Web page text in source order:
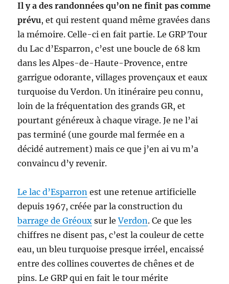
Il y a des randonnées qu’on ne finit pas comme
prévu, et qui restent quand même gravées dans
la mémoire. Celle-ci en fait partie. Le GRP Tour
du Lac d’Esparron, c’est une boucle de 68 km
dans les Alpes-de-Haute-Provence, entre
garrigue odorante, villages provençaux et eaux
turquoise du Verdon. Un itinéraire peu connu,
loin de la fréquentation des grands GR, et
pourtant généreux à chaque virage. Je ne l’ai
pas terminé (une gourde mal fermée en a
décidé autrement) mais ce que j’en ai vu m’a
convaincu d’y revenir.
Le lac d’Esparron est une retenue artificielle
depuis 1967, créée par la construction du
barrage de Gréoux sur leVerdon. Ce que les
chiffres ne disent pas, c’est la couleur de cette
eau, un bleu turquoise presque irréel, encaissé
entre des collines couvertes de chênes et de
pins. Le GRP qui en fait le tour mérite